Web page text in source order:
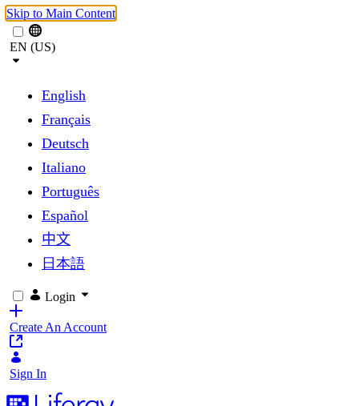
Skip to Main Content
EN (US)
English
Français
Deutsch
Italiano
Português
Español
中文
日本語
Login
Create An Account
Sign In